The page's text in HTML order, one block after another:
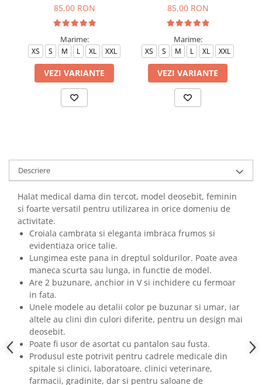
85,00 RON
Marime:
XS S M L XL XXL
VEZI VARIANTE
85,00 RON
Marime:
XS S M L XL XXL
VEZI VARIANTE
Descriere
Halat medical dama din tercot, model deosebit, feminin
si foarte versatil pentru utilizarea in orice domeniu de
activitate.
Croiala cambrata si eleganta imbraca frumos si
evidentiaza orice talie.
Lungimea este pana in dreptul soldurilor. Poate avea
maneca scurta sau lunga, in functie de model.
Are 2 buzunare, anchior in V si inchidere cu fermoar
in fata.
Unele modele au detalii color pe buzunar si umar, iar
altele au clini din culori diferite, pentru un design mai
deosebit.
Poate fi usor de asortat cu pantalon sau fusta.
Produsul este potrivit pentru cadrele medicale din
spitale si clinici, laboratoare, clinici veterinare,
farmacii, gradinite, dar si pentru saloane de